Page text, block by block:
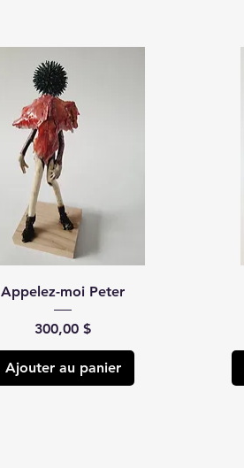
Appelez-moi Peter
Prix
300,00 $
Ajouter au panier